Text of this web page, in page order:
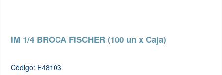
IM 1/4 BROCA FISCHER (100 un x Caja)
Código: F48103